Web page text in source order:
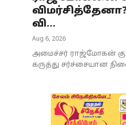
National
Astrology
வி...
Aug 6, 2026
அமைச்சர் ராஜ்மோகன்
கருத்து சர்ச்சையான